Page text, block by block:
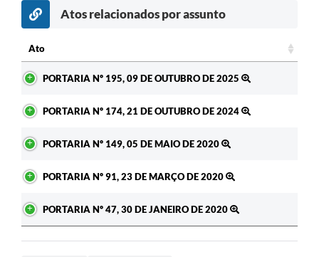
Atos relacionados por assunto
Ato
PORTARIA Nº 195, 09 DE OUTUBRO DE 2025
PORTARIA Nº 174, 21 DE OUTUBRO DE 2024
PORTARIA Nº 149, 05 DE MAIO DE 2020
PORTARIA Nº 91, 23 DE MARÇO DE 2020
PORTARIA Nº 47, 30 DE JANEIRO DE 2020